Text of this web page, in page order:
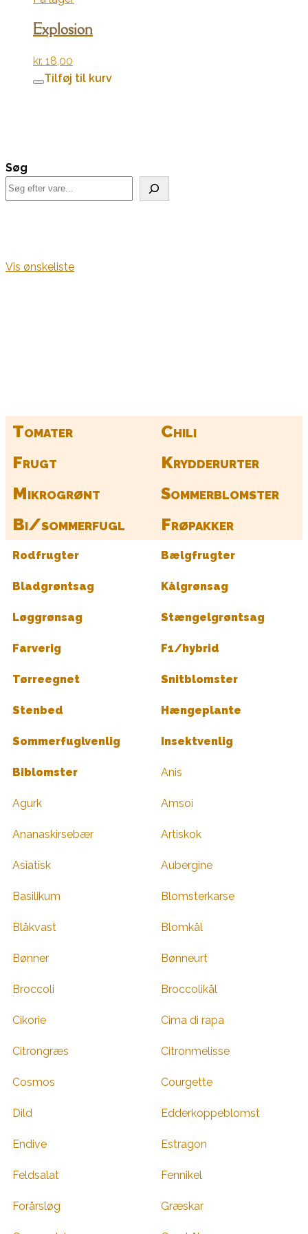
Explosion
kr. 18,00
Tilføj til kurv
Søg
Vis ønskeliste
Tomater
Chili
Frugt
Krydderurter
Mikrogrønt
Sommerblomster
Bi/sommerfugl
Frøpakker
Rodfrugter Bælgfrugter
Bladgrøntsag Kålgrønsag
Løggrønsag Stængelgrøntsag
Farverig F1/hybrid
Tørreegnet Snitblomster
Stenbed Hængeplante
Sommerfuglvenlig Insektvenlig
Biblomster Anis
Agurk Amsoi
Ananaskirsebær Artiskok
Asiatisk Aubergine
Basilikum Blomsterkarse
Blåkvast Blomkål
Bønner Bønneurt
Broccoli Broccolikål
Cikorie Cima di rapa
Citrongræs Citronmelisse
Cosmos Courgette
Dild Edderkoppeblomst
Endive Estragon
Feldsalat Fennikel
Forårsløg Græskar